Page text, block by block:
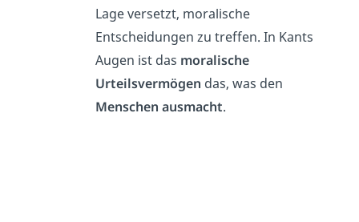
Lage versetzt, moralische
Entscheidungen zu treffen. In Kants
Augen ist das moralische
Urteilsvermögen das, was den
Menschen ausmacht.